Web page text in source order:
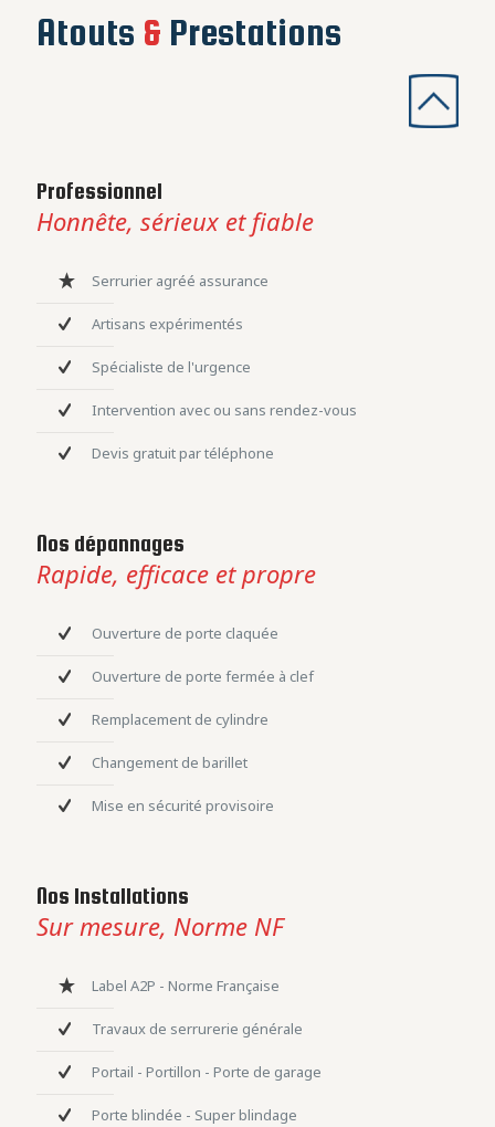
Atouts & Prestations
Professionnel
Honnête, sérieux et fiable
Serrurier agréé assurance
Artisans expérimentés
Spécialiste de l'urgence
Intervention avec ou sans rendez-vous
Devis gratuit par téléphone
Nos dépannages
Rapide, efficace et propre
Ouverture de porte claquée
Ouverture de porte fermée à clef
Remplacement de cylindre
Changement de barillet
Mise en sécurité provisoire
Nos Installations
Sur mesure, Norme NF
Label A2P - Norme Française
Travaux de serrurerie générale
Portail - Portillon - Porte de garage
Porte blindée - Super blindage